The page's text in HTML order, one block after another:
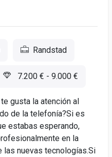
Randstad
7.200 € - 9.000 €
gusta la atención al
de la telefonía?Si es
estabas esperando,
en la
nuevas tecnologías.Si